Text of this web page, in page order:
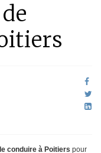
conduire à Poitiers pour